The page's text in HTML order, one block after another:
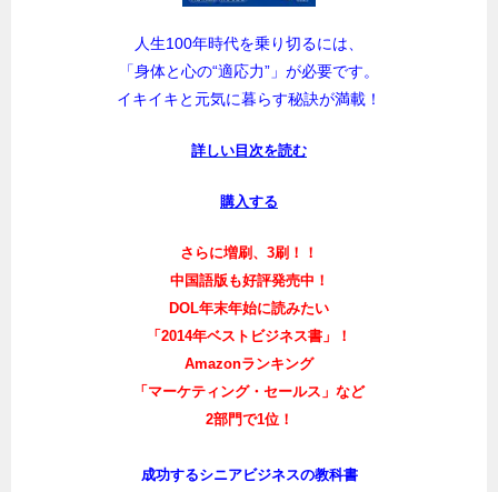
人生100年時代を乗り切るには、
「身体と心の“適応力”」が必要です。
イキイキと元気に暮らす秘訣が満載！
詳しい目次を読む
購入する
さらに増刷、3刷！！
中国語版も好評発売中！
DOL年末年始に読みたい
「2014年ベストビジネス書」！
Amazonランキング
「マーケティング・セールス」など
2部門で1位！
成功するシニアビジネスの教科書